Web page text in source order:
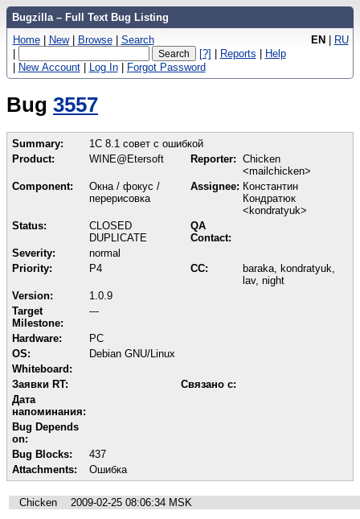
Bugzilla – Full Text Bug Listing
EN | RU
Home | New | Browse | Search
|
[?] | Reports | Help
| New Account | Log In | Forgot Password
Bug 3557
Summary:
1С 8.1 совет с ошибкой
Product:
WINE@Etersoft Reporter: Chicken
<mailchicken>
Component:
Окна / фокус /
перерисовка
Assignee: Константин
Кондратюк
<kondratyuk>
Status:
CLOSED
DUPLICATE
QA
Contact:
Severity:
normal
Priority:
P4 CC:
baraka, kondratyuk,
lav, night
Version:
1.0.9
Target
Milestone:
---
Hardware:
PC
OS:
Debian GNU/Linux
Whiteboard:
Заявки RT:
Связано с:
Дата
напоминания:
Bug Depends
on:
Bug Blocks:
437
Attachments:
Ошибка
Chicken
2009-02-25 08:06:34 MSK